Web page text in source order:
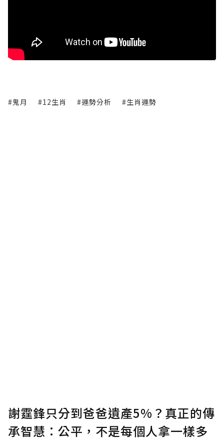
#鬼月 #12生肖 #運勢分析 #生肖運勢
謝霆鋒只分到爸爸遺產5%？真正的傳
承智慧：公平，不是每個人拿一樣多